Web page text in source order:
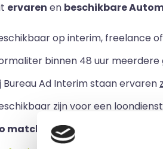
ervaren en beschikbare
op interim, freelance
binnen 48 uur
Bureau Ad Interim staan ervaren
zijn voor een
match no pay: